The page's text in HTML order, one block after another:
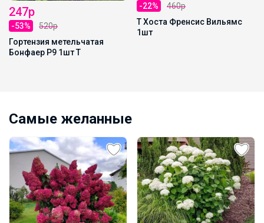
247р
-53%
520р
Гортензия метельчатая
Бонфаер Р9 1шт Т
-22%
460р
Т Хоста Френсис Вильямс
1шт
Самые желанные